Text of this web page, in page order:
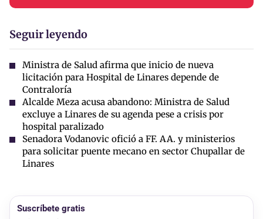
Seguir leyendo
Ministra de Salud afirma que inicio de nueva
licitación para Hospital de Linares depende de
Contraloría
Alcalde Meza acusa abandono: Ministra de Salud
excluye a Linares de su agenda pese a crisis por
hospital paralizado
Senadora Vodanovic ofició a FF. AA. y ministerios
para solicitar puente mecano en sector Chupallar de
Linares
Suscríbete gratis